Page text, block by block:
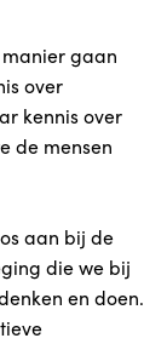
gaan
over
kennis over
de mensen
aan bij de
die we bij
en doen.